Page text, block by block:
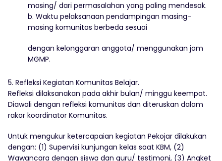
masing/ dari permasalahan yang paling mendesak.
b. Waktu pelaksanaan pendampingan masing-
masing komunitas berbeda sesuai
dengan kelonggaran anggota/ menggunakan jam
MGMP.
5. Refleksi Kegiatan Komunitas Belajar.
Refleksi dilaksanakan pada akhir bulan/ minggu keempat.
Diawali dengan refleksi komunitas dan diteruskan dalam
rakor koordinator Komunitas.
Untuk mengukur ketercapaian kegiatan Pekojar dilakukan
dengan: (1) Supervisi kunjungan kelas saat KBM, (2)
Wawancara dengan siswa dan guru/ testimoni, (3) Angket